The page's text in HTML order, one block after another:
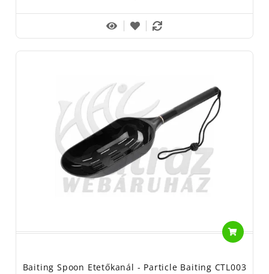
Baiting Spoon Etetőkanál - Particle Baiting CTL003